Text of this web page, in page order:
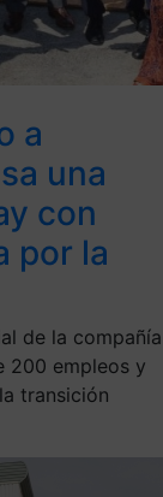
a
una
con
por la
de la compañía
200 empleos y
transición